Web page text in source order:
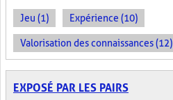
Jeu (1) Expérience (10)
Valorisation des connaissances (12)
EXPOSÉ PAR LES PAIRS